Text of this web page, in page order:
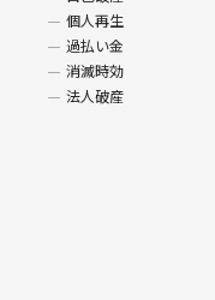
個人再生
過払い金
消滅時効
法人破産